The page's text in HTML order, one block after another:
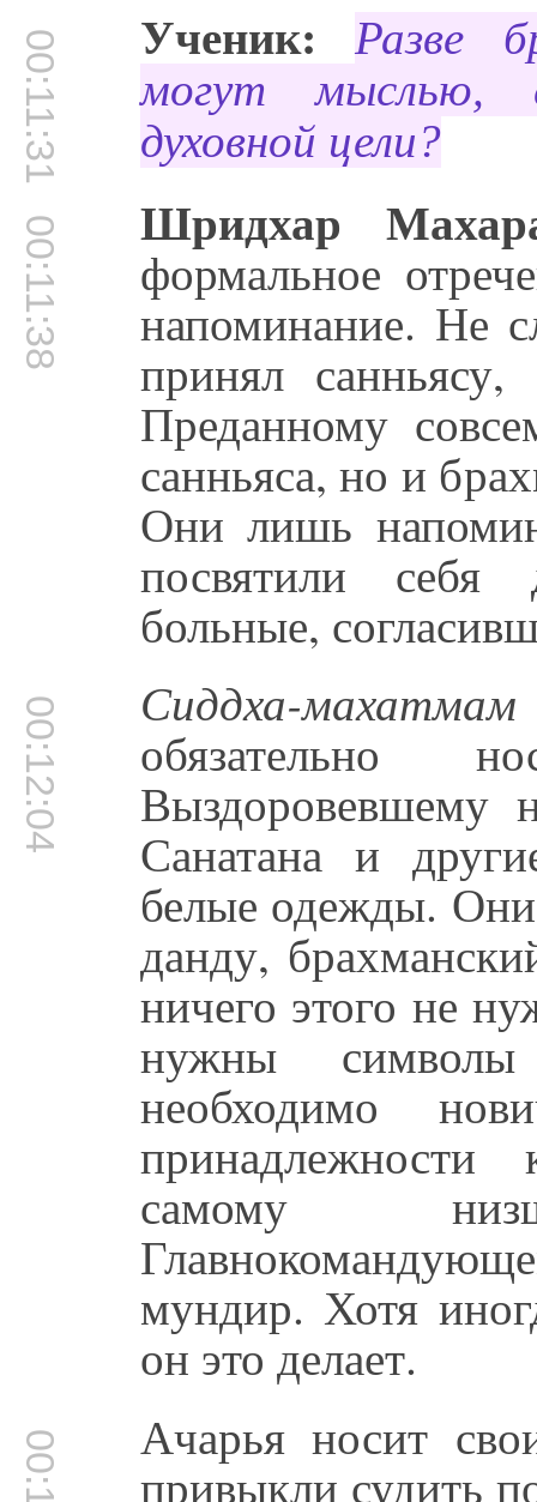
00:11:31 Ученик:
Разве
могут мыслью,
духовной цели?
00:11:38 Шридхар
формальное
напоминание. Не
принял
Преданному
санньяса, но и
Они лишь
посвятили
больные,
00:12:04 Сиддха-махатмам
обязательно
Выздоровевшему
Санатана и
белые одежды.
данду,
ничего этого не
нужны
необходимо
самому
мундир. Хотя
он это делает.
Ачарья носит
привыкли судить